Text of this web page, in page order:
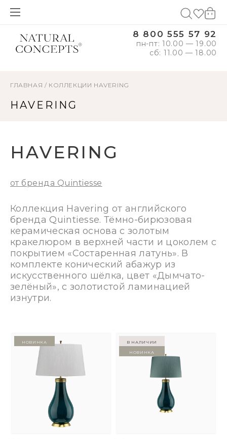
8 800 555 57 92
пн-пт: 10.00 — 19.00
сб: 11.00 — 18.00
ГЛАВНАЯ / КОЛЛЕКЦИИ HAVERING
HAVERING
HAVERING
от бренда Quintiesse
Коллекция Havering от английского
бренда Quintiesse. Тёмно-бирюзовая
керамическая основа с золотым
кракелюром в верхней части и цоколем с
покрытием «Состаренная латунь». В
комплекте конический абажур из
искусственного шёлка, цвет «Дымчато-
зелёный», с золотистой ламинацией
изнутри.
Новинка
в наличии
Новинка